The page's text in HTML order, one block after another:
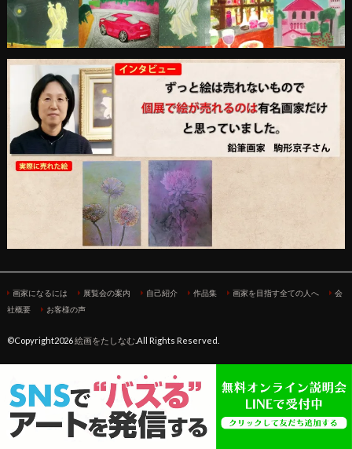
画家になるには 展覧会の案内 自己紹介 作品集 画家を目指す全ての人へ
会
社概要
お客様の声
©Copyright2026絵画をたしなむ.All Rights Reserved.